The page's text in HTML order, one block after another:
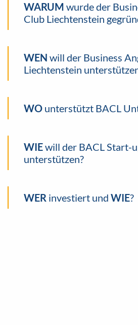
WARUM wurde der
Club Liechtenstein
WEN will der Business
Liechtenstein
WO unterstützt BACL
WIEwill der BACL Start-
unterstützen?
WER investiert und WIE?